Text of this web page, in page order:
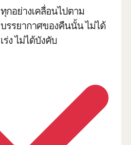
ทุกอย่างเคลื่อนไปตาม
บรรยากาศของคืนนั้น ไม่ได้
เร่ง ไม่ได้บังคับ